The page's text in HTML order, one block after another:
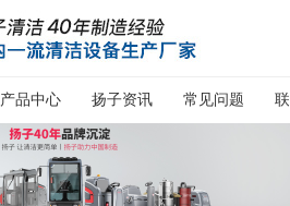
产品中心 扬子资讯 常见问题